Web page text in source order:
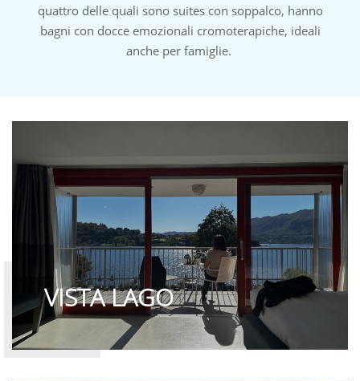
quattro delle quali sono suites con soppalco, hanno
bagni con docce emozionali cromoterapiche, ideali
anche per famiglie.
VISTA LAGO